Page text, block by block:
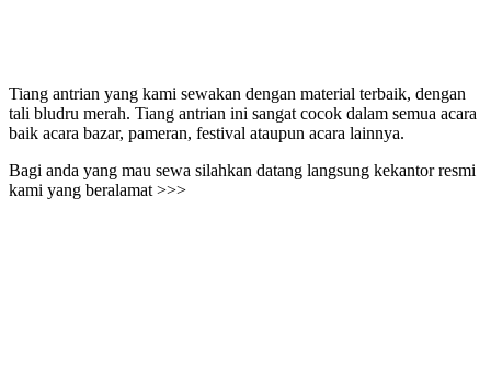
Tiang antrian yang kami sewakan dengan material terbaik, dengan
tali bludru merah. Tiang antrian ini sangat cocok dalam semua acara
baik acara bazar, pameran, festival ataupun acara lainnya.
Bagi anda yang mau sewa silahkan datang langsung kekantor resmi
kami yang beralamat >>>